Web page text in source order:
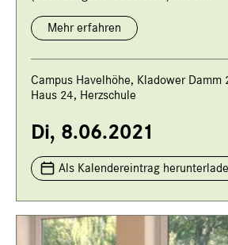
Mehr erfahren
Campus Havelhöhe, Kladower
Haus 24, Herzschule
Di, 8.06.2021
Als Kalendereintrag